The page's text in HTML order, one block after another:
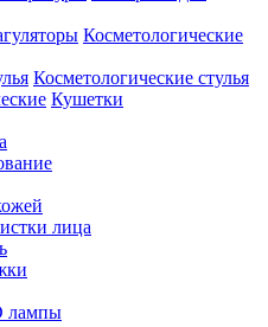
Косметологические
Косметологические стулья
Кушетки
лица
лампы